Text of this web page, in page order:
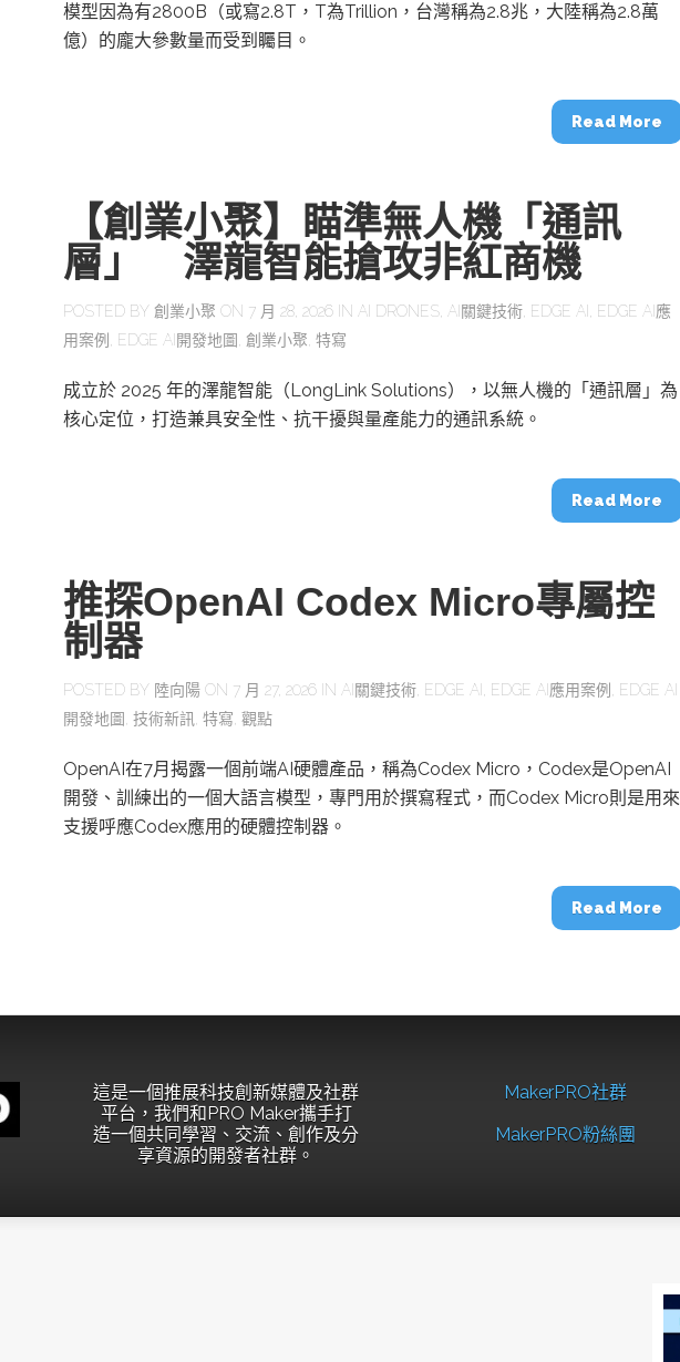
模型因為有2800B（或寫2.8T，T為Trillion，台灣稱為2.8兆，大陸稱為2.8萬
億）的龐大參數量而受到矚目。
Read More
【創業小聚】瞄準無人機「通訊
層」 澤龍智能搶攻非紅商機
POSTED BY 創業小聚 ON 7 月 28, 2026 IN AI DRONES AI關鍵技術 EDGE AI
EDGE AI應
用案例
EDGE AI開發地圖 創業小聚 特寫
成立於 2025 年的澤龍智能（LongLink Solutions），以無人機的「通訊層」為
核心定位，打造兼具安全性、抗干擾與量產能力的通訊系統。
Read More
推探OpenAI Codex Micro專屬控
制器
POSTED BY 陸向陽 ON 7 月 27, 2026 IN AI關鍵技術 EDGE AI EDGE AI應用案例
EDGE AI
開發地圖 技術新訊 特寫 觀點
OpenAI在7月揭露一個前端AI硬體產品，稱為Codex Micro，Codex是OpenAI
開發、訓練出的一個大語言模型，專門用於撰寫程式，而Codex Micro則是用來
支援呼應Codex應用的硬體控制器。
Read More
這是一個推展科技創新媒體及社群
平台，我們和PRO Maker攜手打
造一個共同學習、交流、創作及分
享資源的開發者社群。
MakerPRO社群
MakerPRO粉絲團